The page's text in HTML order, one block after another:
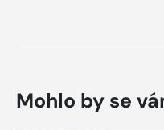
Mohlo by se